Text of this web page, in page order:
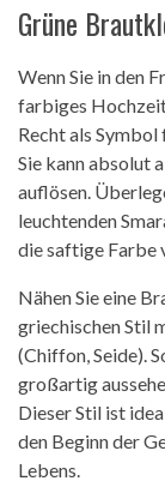
Grüne
Wenn Sie in den
farbiges
Recht als
Sie kann absolut
auflösen.
leuchtenden
die saftige Farbe
Nähen Sie eine
griechischen Stil
(Chiffon, Seide).
großartig
Dieser Stil ist
den Beginn der
Lebens.